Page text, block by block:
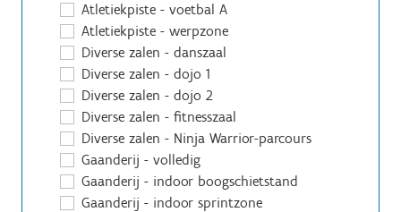
Atletiekpiste - voetbal A
Atletiekpiste - werpzone
Diverse zalen - danszaal
Diverse zalen - dojo 1
Diverse zalen - dojo 2
Diverse zalen - fitnesszaal
Diverse zalen - Ninja Warrior-parcours
Gaanderij - volledig
Gaanderij - indoor boogschietstand
Gaanderij - indoor sprintzone